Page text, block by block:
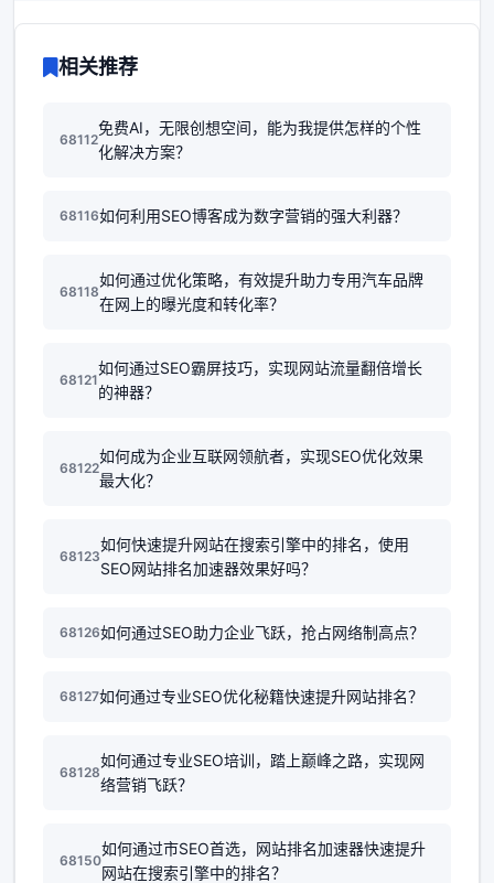
相关推荐
68112
免费AI，无限创想空间，能为我提供怎样的个性
化解决方案？
68116如何利用SEO博客成为数字营销的强大利器？
68118
如何通过优化策略，有效提升助力专用汽车品牌
在网上的曝光度和转化率？
68121
如何通过SEO霸屏技巧，实现网站流量翻倍增长
的神器？
68122
如何成为企业互联网领航者，实现SEO优化效果
最大化？
68123
如何快速提升网站在搜索引擎中的排名，使用
SEO网站排名加速器效果好吗？
68126如何通过SEO助力企业飞跃，抢占网络制高点？
68127如何通过专业SEO优化秘籍快速提升网站排名？
68128
如何通过专业SEO培训，踏上巅峰之路，实现网
络营销飞跃？
68150
如何通过市SEO首选，网站排名加速器快速提升
网站在搜索引擎中的排名？